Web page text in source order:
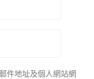
件地址及個人網站網